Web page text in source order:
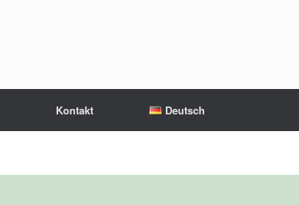
Kontakt Deutsch